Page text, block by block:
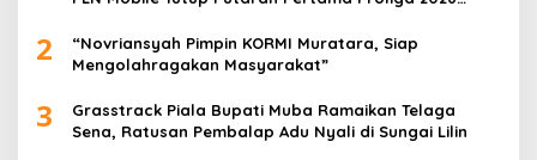
2
“Novriansyah Pimpin KORMI Muratara, Siap
Mengolahragakan Masyarakat”
3
Grasstrack Piala Bupati Muba Ramaikan Telaga
Sena, Ratusan Pembalap Adu Nyali di Sungai Lilin